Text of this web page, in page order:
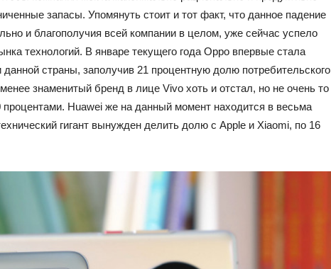
запасы. Упомянуть стоит и тот факт, что данное падение
и благополучия всей компании в целом, уже сейчас успело
технологий. В январе текущего года Oppo впервые стала
страны, заполучив 21 процентную долю потребительского
знаменитый бренд в лице Vivo хоть и отстал, но не очень то
Huawei же на данный момент находится в весьма
гигант вынужден делить долю с Apple и Xiaomi, по 16